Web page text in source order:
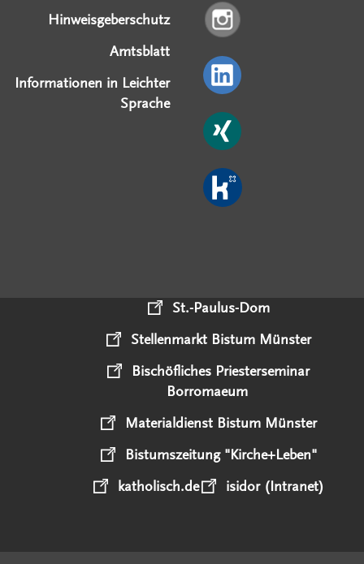
Hinweisgeberschutz
Amtsblatt
Informationen in Leichter
Sprache
St.-Paulus-Dom
Stellenmarkt Bistum Münster
Bischöfliches Priesterseminar
Borromaeum
Materialdienst Bistum Münster
Bistumszeitung "Kirche+Leben"
katholisch.de
isidor (Intranet)